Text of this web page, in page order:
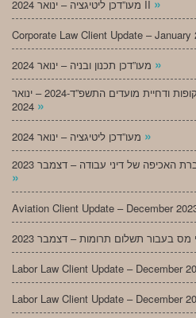
מעו”דכן ליטיגציה – ינואר 2024 II
Corporate Law Client Update – January
»
מעו”דכן רגולציה – צו הארכת תקופות ודחיית מועדים התשפ”ד-2024 – ינואר
»
»
האכיפה של דיני עבודה – דצמבר 2023
»
Aviation Client Update – December
Labor Law Client Update – December
Labor Law Client Update – December